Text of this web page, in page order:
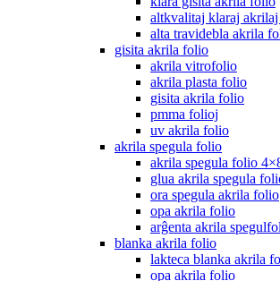
altkvalitaj klaraj akrilaj
alta travidebla akrila
gisita akrila folio
akrila vitrofolio
akrila plasta folio
gisita akrila folio
pmma folioj
uv akrila folio
akrila spegula folio
akrila spegula folio
glua akrila spegula
ora spegula akrila folio
opa akrila folio
arĝenta akrila
blanka akrila folio
lakteca blanka akrila
opa akrila folio